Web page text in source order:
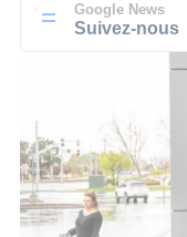
Google News
Suivez-nous